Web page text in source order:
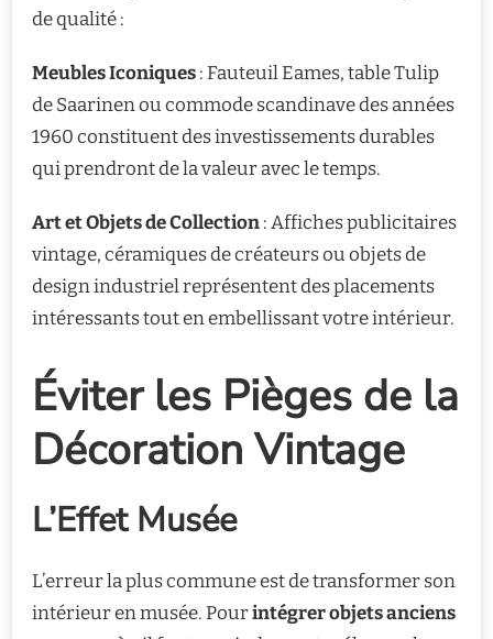
de qualité :
Meubles Iconiques: Fauteuil Eames, table Tulip
de Saarinen ou commode scandinave des années
1960 constituent des investissements durables
qui prendront de la valeur avec le temps.
Art et Objets de Collection: Affiches publicitaires
vintage, céramiques de créateurs ou objets de
design industriel représentent des placements
intéressants tout en embellissant votre intérieur.
Éviter les Pièges de la
Décoration Vintage
L’Effet Musée
L’erreur la plus commune est de transformer son
intérieur en musée. Pourintégrer objets anciens